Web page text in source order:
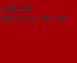
Áo
kiện cửa nhà tắm